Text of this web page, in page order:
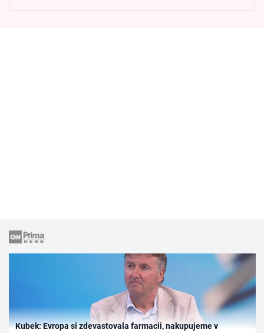
Kubek: Evropa si zdevastovala farmacii, nakupujeme v